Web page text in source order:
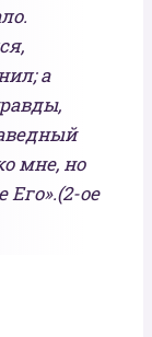
а
мне, но
ое